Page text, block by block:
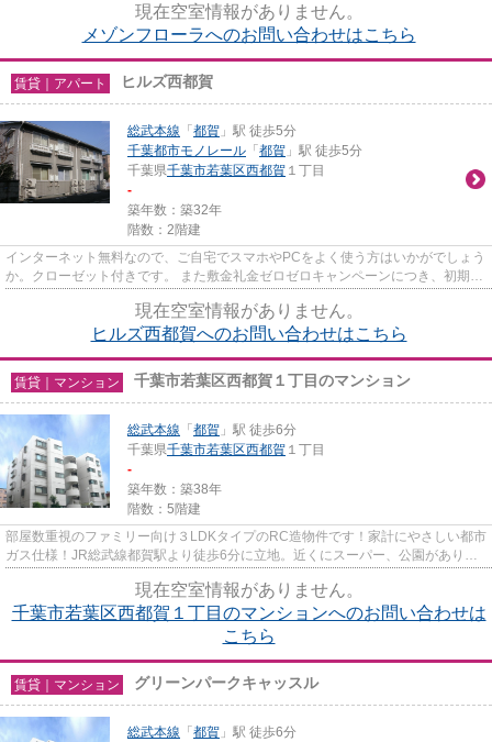
現在空室情報がありません。
メゾンフローラへのお問い合わせはこちら
賃貸｜アパート ヒルズ西都賀
総武本線 「 都賀 」駅 徒歩5分
千葉都市モノレール 「 都賀 」駅 徒歩5分
千葉県千葉市若葉区西都賀 １丁目
-
築年数：築32年
階数：2階建
インターネット無料なので、ご自宅でスマホやPCをよく使う方はいかがでしょう
か。クローゼット付きです。 また敷金礼金ゼロゼロキャンペーンにつき、初期費
現在空室情報がありません。
ヒルズ西都賀へのお問い合わせはこちら
賃貸｜マンション 千葉市若葉区西都賀１丁目のマンション
総武本線 「 都賀 」駅 徒歩6分
千葉県千葉市若葉区西都賀 １丁目
-
築年数：築38年
階数：5階建
部屋数重視のファミリー向け３LDKタイプのRC造物件です！家計にやさしい都市
ガス仕様！JR総武線都賀駅より徒歩6分に立地。近くにスーパー、公園があり生
現在空室情報がありません。
千葉市若葉区西都賀１丁目のマンションへのお問い合わせは
こちら
賃貸｜マンション グリーンパークキャッスル
総武本線 「 都賀 」駅 徒歩6分